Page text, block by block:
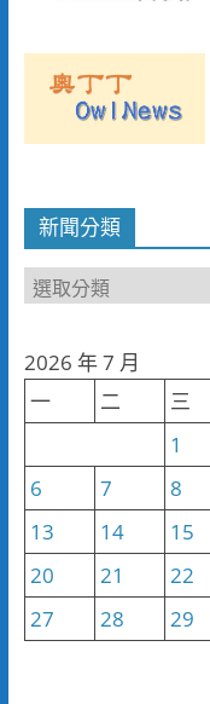
新聞分類
新
類
2026 年 7 月
一
二 三
1
6
7 8
13
14 15
20
21 22
27
28 29